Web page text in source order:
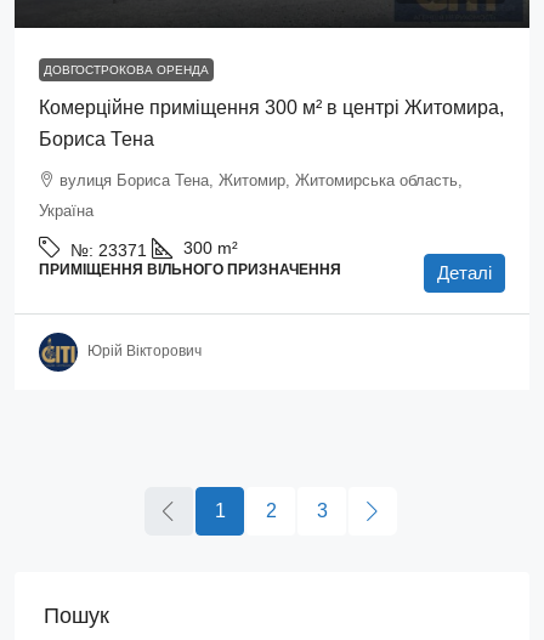
ДОВГОСТРОКОВА ОРЕНДА
Комерційне приміщення 300 м² в центрі Житомира,
Бориса Тена
вулиця Бориса Тена, Житомир, Житомирська область,
Україна
№: 23371 300 m²
ПРИМІЩЕННЯ ВІЛЬНОГО ПРИЗНАЧЕННЯ Деталі
Юрій Вікторович
1 2 3
Пошук